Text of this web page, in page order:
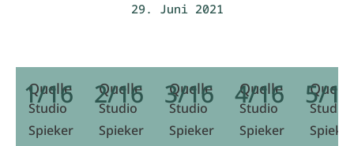
29. Juni 2021
1/16
Quelle
Studio
Spieker
2/16
Quelle
Studio
Spieker
3/16
Quelle
Studio
Spieker
4/16
Quelle
Studio
Spieker
5/16
Quelle
Studio
Spieker